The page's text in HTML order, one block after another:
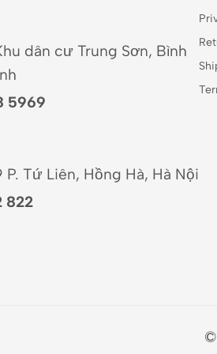
dân cư Trung Sơn, Bình
5969
Tứ Liên, Hồng Hà, Hà Nội
822
©